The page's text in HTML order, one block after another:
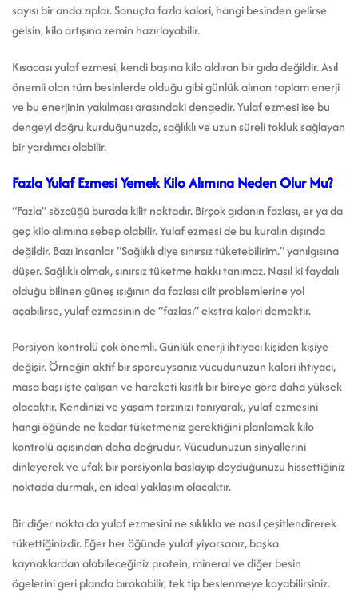
sayısı bir anda zıplar. Sonuçta fazla kalori, hangi besinden gelirse
gelsin, kilo artışına zemin hazırlayabilir.
Kısacası yulaf ezmesi, kendi başına kilo aldıran bir gıda değildir. Asıl
önemli olan tüm besinlerde olduğu gibi günlük alınan toplam enerji
ve bu enerjinin yakılması arasındaki dengedir. Yulaf ezmesi ise bu
dengeyi doğru kurduğunuzda, sağlıklı ve uzun süreli tokluk sağlayan
bir yardımcı olabilir.
Fazla Yulaf Ezmesi Yemek Kilo Alımına Neden Olur Mu?
“Fazla” sözcüğü burada kilit noktadır. Birçok gıdanın fazlası, er ya da
geç kilo alımına sebep olabilir. Yulaf ezmesi de bu kuralın dışında
değildir. Bazı insanlar “Sağlıklı diye sınırsız tüketebilirim.” yanılgısına
düşer. Sağlıklı olmak, sınırsız tüketme hakkı tanımaz. Nasıl ki faydalı
olduğu bilinen güneş ışığının da fazlası cilt problemlerine yol
açabilirse, yulaf ezmesinin de “fazlası” ekstra kalori demektir.
Porsiyon kontrolü çok önemli. Günlük enerji ihtiyacı kişiden kişiye
değişir. Örneğin aktif bir sporcuysanız vücudunuzun kalori ihtiyacı,
masa başı işte çalışan ve hareketi kısıtlı bir bireye göre daha yüksek
olacaktır. Kendinizi ve yaşam tarzınızı tanıyarak, yulaf ezmesini
hangi öğünde ne kadar tüketmeniz gerektiğini planlamak kilo
kontrolü açısından daha doğrudur. Vücudunuzun sinyallerini
dinleyerek ve ufak bir porsiyonla başlayıp doyduğunuzu hissettiğiniz
noktada durmak, en ideal yaklaşım olacaktır.
Bir diğer nokta da yulaf ezmesini ne sıklıkla ve nasıl çeşitlendirerek
tükettiğinizdir. Eğer her öğünde yulaf yiyorsanız, başka
kaynaklardan alabileceğiniz protein, mineral ve diğer besin
ögelerini geri planda bırakabilir, tek tip beslenmeye kayabilirsiniz.